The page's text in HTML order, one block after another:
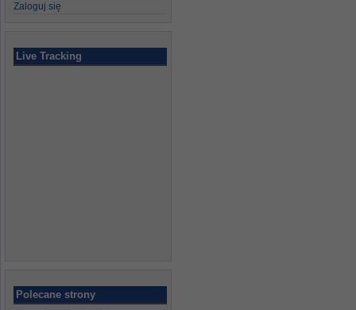
Zaloguj się
Live Tracking
Polecane strony